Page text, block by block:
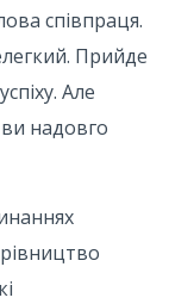
співпраця.
Прийде
Але
надовго